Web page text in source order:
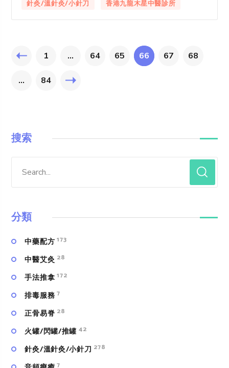
針灸/溫針灸/小針刀 香港九龍木星中醫診所
1 ... 64 65 66 67 68
... 84
搜索
分類
中藥配方 173
中醫艾灸 28
手法推拿 172
排毒服務 7
正骨易脊 28
火罐/閃罐/推罐 42
針灸/溫針灸/小針刀 278
7